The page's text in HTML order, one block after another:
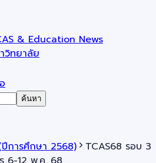
& Education News
วิทยาลัย
ค้นหา
การศึกษา 2568)
TCAS68 รอบ 3